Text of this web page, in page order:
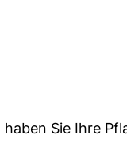
Sie Ihre